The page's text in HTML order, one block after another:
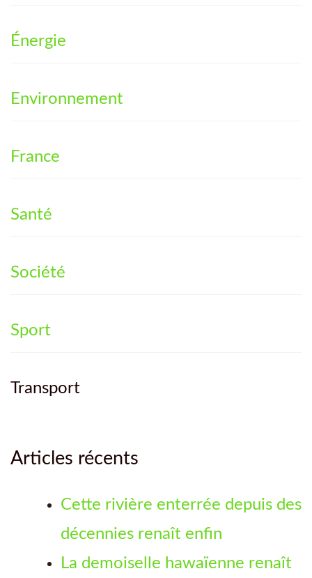
Énergie
Environnement
France
Santé
Société
Sport
Transport
Articles récents
Cette rivière enterrée depuis des
décennies renaît enfin
La demoiselle hawaïenne renaît